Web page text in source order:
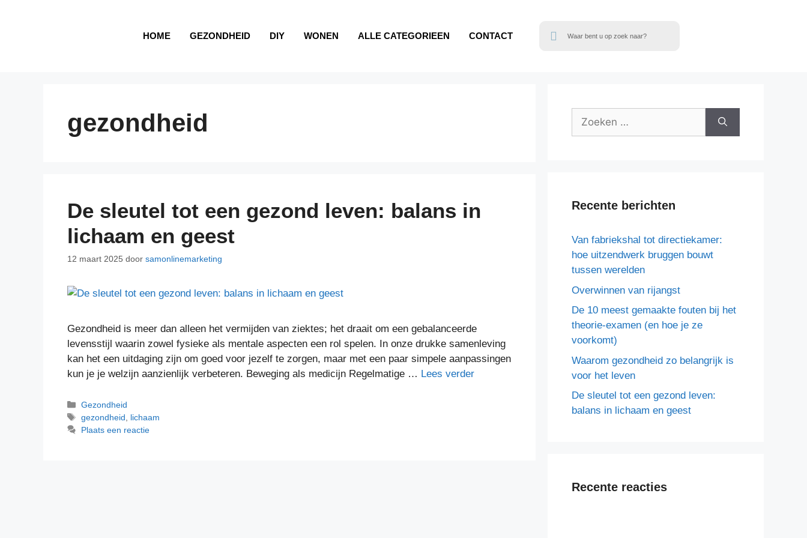
HOME GEZONDHEID DIY WONEN ALLE CATEGORIEEN CONTACT
gezondheid
De sleutel tot een gezond leven: balans in
lichaam en geest
12 maart 2025 door samonlinemarketing
Gezondheid is meer dan alleen het vermijden van ziektes; het draait om een gebalanceerde
levensstijl waarin zowel fysieke als mentale aspecten een rol spelen. In onze drukke samenleving
kan het een uitdaging zijn om goed voor jezelf te zorgen, maar met een paar simpele aanpassingen
kun je je welzijn aanzienlijk verbeteren. Beweging als medicijn Regelmatige … Lees verder
Gezondheid
gezondheid
lichaam
Plaats een reactie
Recente berichten
Van fabriekshal tot directiekamer:
hoe uitzendwerk bruggen bouwt
tussen werelden
Overwinnen van rijangst
De 10 meest gemaakte fouten bij het
theorie-examen (en hoe je ze
voorkomt)
Waarom gezondheid zo belangrijk is
voor het leven
De sleutel tot een gezond leven:
balans in lichaam en geest
Recente reacties